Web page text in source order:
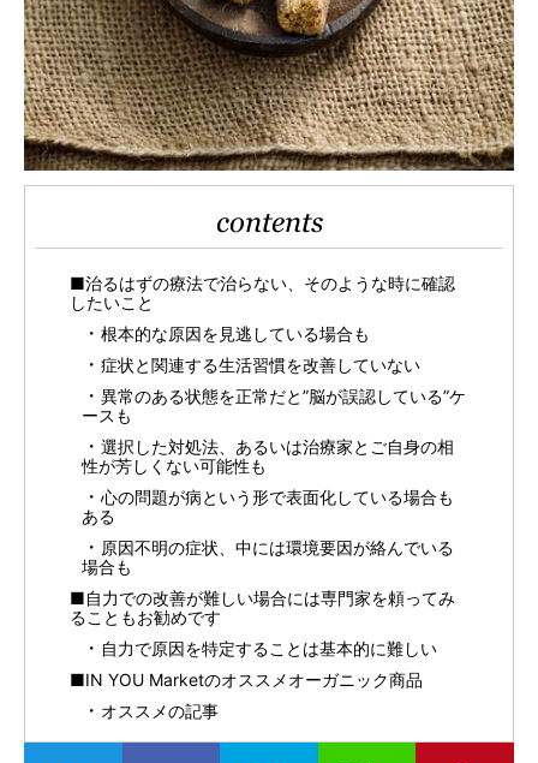
contents
■治るはずの療法で治らない、そのような時に確認
したいこと
根本的な原因を見逃している場合も
症状と関連する生活習慣を改善していない
異常のある状態を正常だと”脳が誤認している”ケ
ースも
選択した対処法、あるいは治療家とご自身の相
性が芳しくない可能性も
心の問題が病という形で表面化している場合も
ある
原因不明の症状、中には環境要因が絡んでいる
場合も
■自力での改善が難しい場合には専門家を頼ってみ
ることもお勧めです
自力で原因を特定することは基本的に難しい
■IN YOU Marketのオススメオーガニック商品
オススメの記事